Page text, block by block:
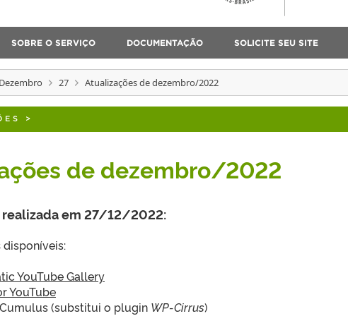
SOBRE O SERVIÇO DOCUMENTAÇÃO SOLICITE SEU SITE
Dezembro 27 Atualizações de dezembro/2022
>
de dezembro/2022
realizada em 27/12/2022:
disponíveis:
YouTube Gallery
YouTube
(substitui o plugin WP-Cirrus)